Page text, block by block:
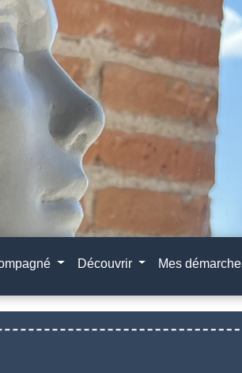
Découvrir Mes